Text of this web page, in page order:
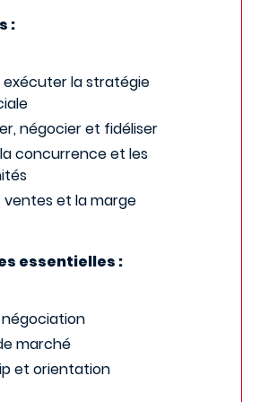
:
exécuter la stratégie
négocier et fidéliser
concurrence et les
ventes et la marge
essentielles :
marché
et orientation